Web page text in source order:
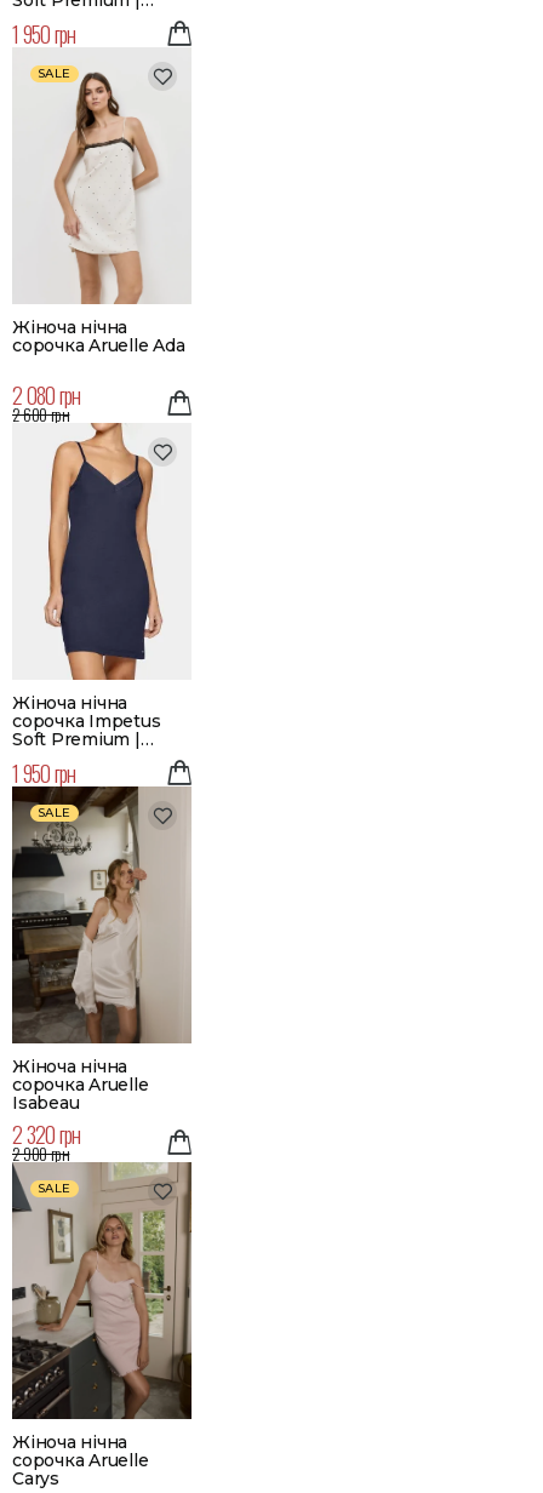
1 950 грн
SALE
Жіноча нічна
сорочка Aruelle Ada
2 080 грн
2 600 грн
Жіноча нічна
сорочка Impetus
Soft Premium |
Колір темно-синій
1 950 грн
SALE
Жіноча нічна
сорочка Aruelle
Isabeau
2 320 грн
2 900 грн
SALE
Жіноча нічна
сорочка Aruelle
Carys